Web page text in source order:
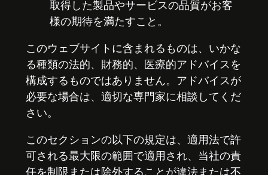
取得した製品やサービスの品質がお客
様の期待を満たすこと。
このウェブサイトに含まれるものは、いかな
る種類の法的、財務的、医療的アドバイスを
構成するものではありません。アドバイスが
必要な場合は、適切な専門家に相談してくだ
さい。
このセクションの以下の規定は、適用法で許
可される最大限の範囲で適用され、当社の責
任を制限または除外することが違法または不